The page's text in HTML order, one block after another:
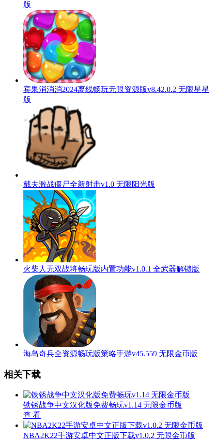
版
宾果消消消2024离线畅玩无限资源版v8.42.0.2 无限星星
版
戴夫激战僵尸全新射击v1.0 无限阳光版
火柴人无双战将畅玩版内置功能v1.0.1 全武器解锁版
海岛奇兵全资源畅玩版策略手游v45.559 无限金币版
相关下载
铁锈战争中文汉化版免费畅玩v1.14 无限金币版
查 看
NBA2K22手游安卓中文正版下载v1.0.2 无限金币版